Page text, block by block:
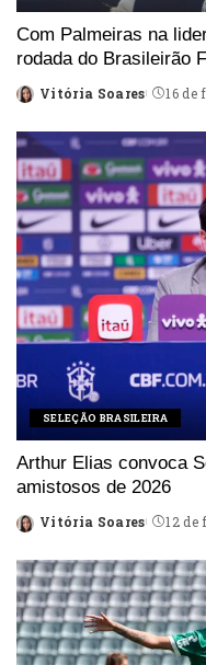
Com Palmeiras na
rodada do Brasileirão
Posted
Vitória Soares 16 de
SELEÇÃO BRASILEIRA
Arthur Elias convoca
amistosos de 2026
Posted
Vitória Soares 12 de